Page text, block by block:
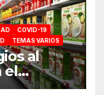
COVID-19
TEMAS VARIOS
al
el